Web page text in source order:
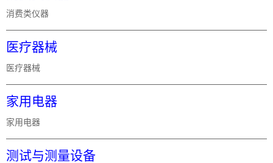
消费类仪器
医疗器械
医疗器械
家用电器
家用电器
测试与测量设备